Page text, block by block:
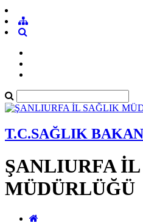
T.C.SAĞLIK
ŞANLIURFA
MÜDÜRLÜĞÜ